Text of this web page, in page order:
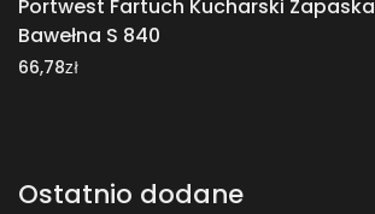
Portwest Fartuch Kucharski Zapaska
Bawełna S 840
66,78zł
Ostatnio dodane